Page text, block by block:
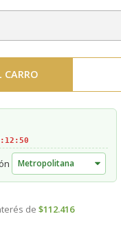
CARRO
de $112.416